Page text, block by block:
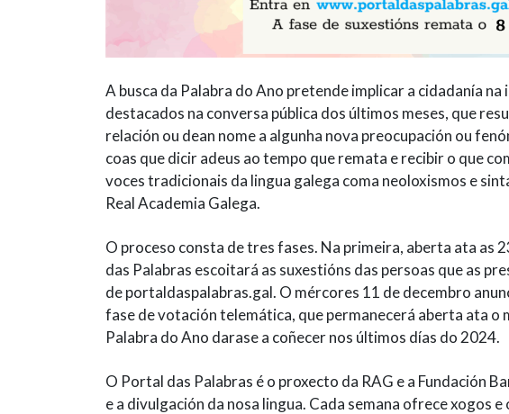
A busca da Palabra do Ano pretende implicar a cidadanía
destacados na conversa pública dos últimos meses, que
relación ou dean nome a algunha nova preocupación ou
coas que dicir adeus ao tempo que remata e recibir o que
voces tradicionais da lingua galega coma neoloxismos e
Real Academia Galega.
O proceso consta de tres fases. Na primeira, aberta ata as
das Palabras escoitará as suxestións das persoas que as
de portaldaspalabras.gal. O mércores 11 de decembro
fase de votación telemática, que permanecerá aberta ata o
Palabra do Ano darase a coñecer nos últimos días do 2024.
O Portal das Palabras é o proxecto da RAG e a Fundación
e a divulgación da nosa lingua. Cada semana ofrece